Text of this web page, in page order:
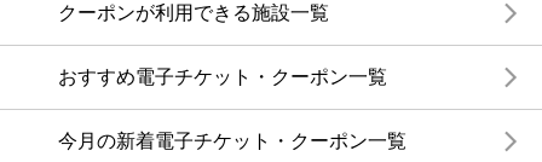
クーポンが利用できる施設一覧
おすすめ電子チケット・クーポン一覧
今月の新着電子チケット・クーポン一覧